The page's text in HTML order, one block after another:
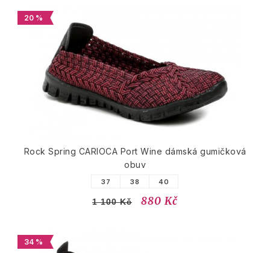
20 %
Rock Spring CARIOCA Port Wine dámská gumičková
obuv
37 38 40
1 100 Kč 880 Kč
34 %